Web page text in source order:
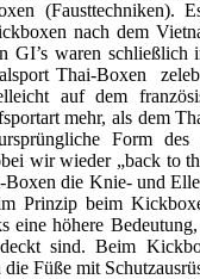
(Fausttechniken).
nach dem
GI’s waren schließlich
Thai-Boxen
auf dem
mehr, als dem
Form des
wir wieder „back to
Boxen die Knie- und
Prinzip beim
eine höhere
sind. Beim
die Füße mit